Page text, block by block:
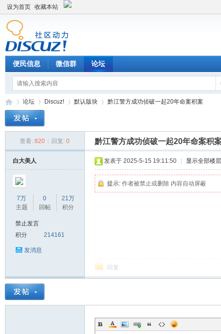
设为首页 收藏本站
便民信息 微信群 论坛
论坛
›
Discuz!
›
默认版块
›
黔江警方成功侦破一起20年命案积案
查看: 820 回复: 0 黔江警方成功侦破一起20年命案积
白大美人
7万
主题
0
回帖
21万
积分
禁止发言
积分
214161
发消息
发表于 2025-5-15 19:11:50 显示全部楼层
提示: 作者被禁止或删除 内容自动屏蔽
回复